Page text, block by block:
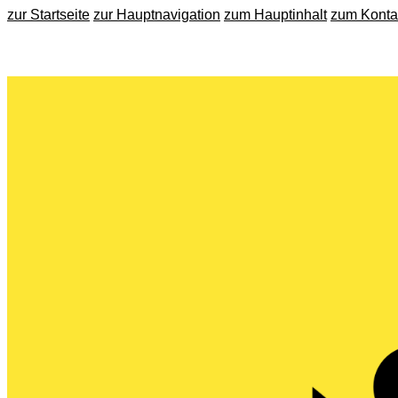
zur Startseite zur Hauptnavigation zum Hauptinhalt zum